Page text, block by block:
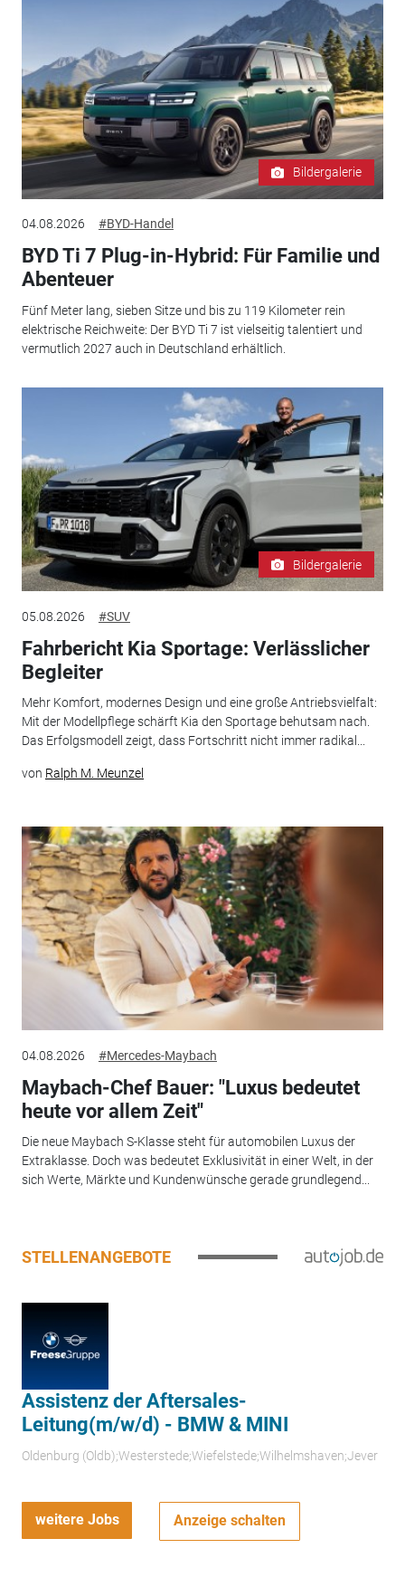
Bildergalerie
04.08.2026 #BYD-Handel
BYD Ti 7 Plug-in-Hybrid: Für Familie und
Abenteuer
Fünf Meter lang, sieben Sitze und bis zu 119 Kilometer rein
elektrische Reichweite: Der BYD Ti 7 ist vielseitig talentiert und
vermutlich 2027 auch in Deutschland erhältlich.
Bildergalerie
05.08.2026 #SUV
Fahrbericht Kia Sportage: Verlässlicher
Begleiter
Mehr Komfort, modernes Design und eine große Antriebsvielfalt:
Mit der Modellpflege schärft Kia den Sportage behutsam nach.
Das Erfolgsmodell zeigt, dass Fortschritt nicht immer radikal...
von Ralph M. Meunzel
04.08.2026 #Mercedes-Maybach
Maybach-Chef Bauer: "Luxus bedeutet
heute vor allem Zeit"
Die neue Maybach S-Klasse steht für automobilen Luxus der
Extraklasse. Doch was bedeutet Exklusivität in einer Welt, in der
sich Werte, Märkte und Kundenwünsche gerade grundlegend...
STELLENANGEBOTE
Assistenz der Aftersales-
Leitung(m/w/d) - BMW & MINI
Oldenburg (Oldb);Westerstede;Wiefelstede;Wilhelmshaven;Jever
weitere Jobs Anzeige schalten